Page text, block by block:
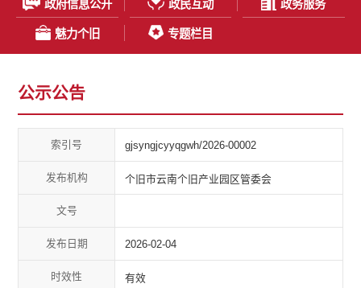
政府信息公开 政民互动 政务服务
魅力个旧 专题栏目
公示公告
索引号 gjsyngjcyyqgwh/2026-00002
发布机构 个旧市云南个旧产业园区管委会
文号
发布日期 2026-02-04
时效性 有效